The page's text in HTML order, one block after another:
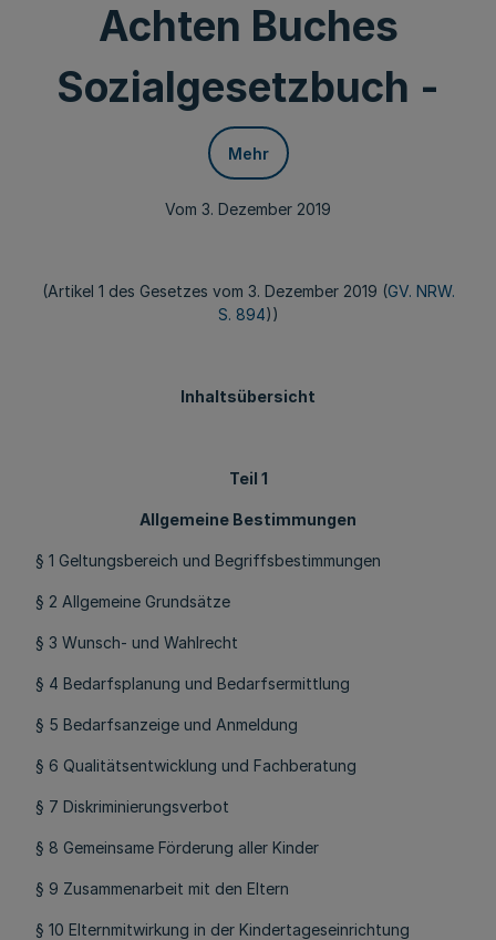
Achten Buches
Sozialgesetzbuch -
Mehr
Vom 3. Dezember 2019
(Artikel 1 des Gesetzes vom 3. Dezember 2019 (GV. NRW.
S. 894))
Inhaltsübersicht
Teil 1
Allgemeine Bestimmungen
§ 1 Geltungsbereich und Begriffsbestimmungen
§ 2 Allgemeine Grundsätze
§ 3 Wunsch- und Wahlrecht
§ 4 Bedarfsplanung und Bedarfsermittlung
§ 5 Bedarfsanzeige und Anmeldung
§ 6 Qualitätsentwicklung und Fachberatung
§ 7 Diskriminierungsverbot
§ 8 Gemeinsame Förderung aller Kinder
§ 9 Zusammenarbeit mit den Eltern
§ 10 Elternmitwirkung in der Kindertageseinrichtung